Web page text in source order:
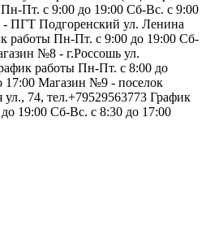
Пт. с 9:00 до 19:00 Сб-Вс. с 9:00
ПГТ Подгоренский ул. Ленина
работы Пн-Пт. с 9:00 до 19:00 Сб-
№8 - г.Россошь ул.
работы Пн-Пт. с 8:00 до
17:00 Магазин №9 - поселок
ул., 74, тел.+79529563773 График
19:00 Сб-Вс. с 8:30 до 17:00